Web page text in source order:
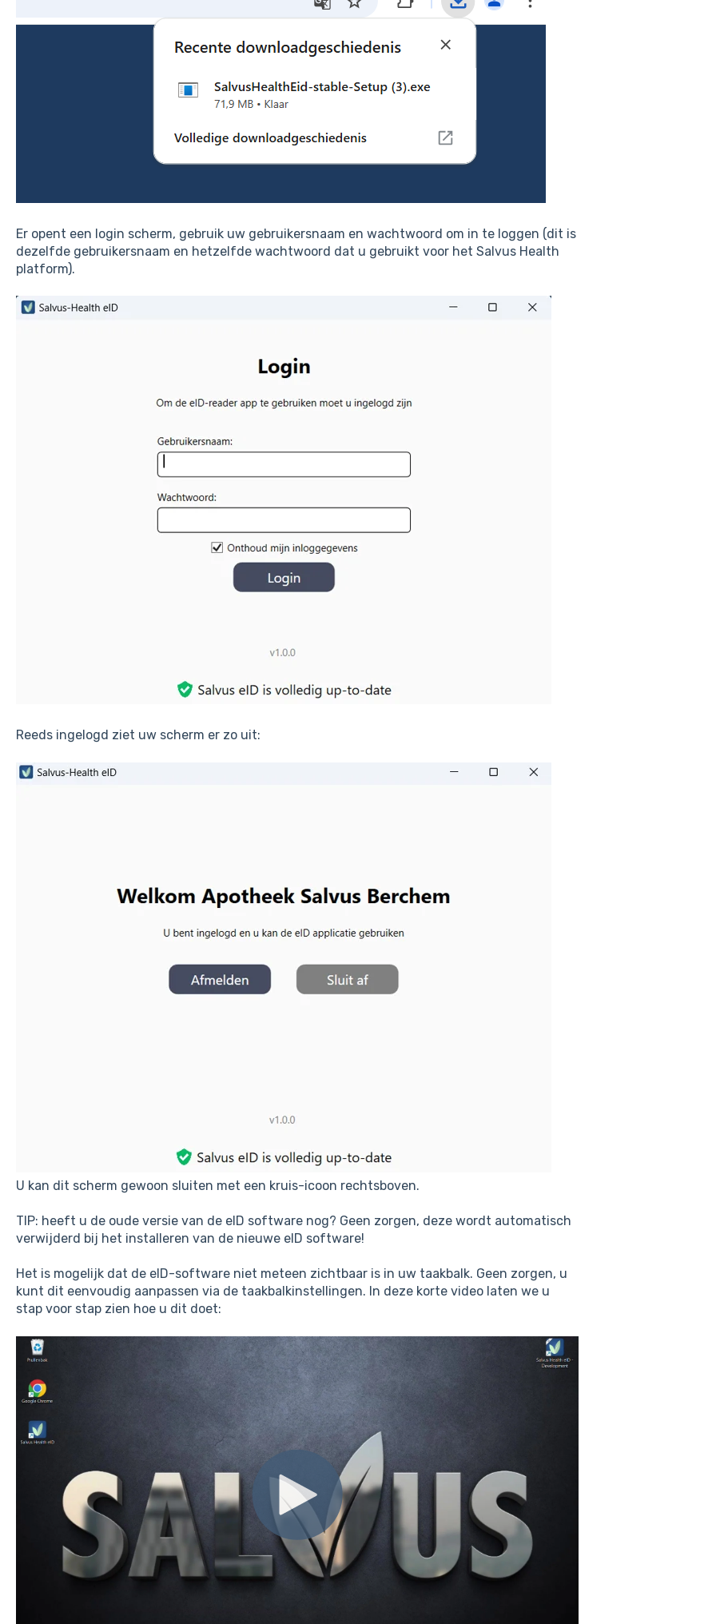
Er opent een login scherm, gebruik uw gebruikersnaam en wachtwoord om in te loggen (dit is
dezelfde gebruikersnaam en hetzelfde wachtwoord dat u gebruikt voor het Salvus Health
platform).
Reeds ingelogd ziet uw scherm er zo uit:
U kan dit scherm gewoon sluiten met een kruis-icoon rechtsboven.
TIP: heeft u de oude versie van de eID software nog? Geen zorgen, deze wordt automatisch
verwijderd bij het installeren van de nieuwe eID software!
Het is mogelijk dat de eID-software niet meteen zichtbaar is in uw taakbalk. Geen zorgen, u
kunt dit eenvoudig aanpassen via de taakbalkinstellingen. In deze korte video laten we u
stap voor stap zien hoe u dit doet: